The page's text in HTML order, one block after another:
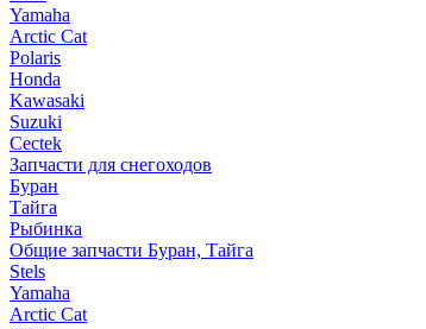
Yamaha
Arctic Cat
Polaris
Honda
Kawasaki
Suzuki
Cectek
Запчасти для снегоходов
Буран
Тайга
Рыбинка
Общие запчасти Буран, Тайга
Stels
Yamaha
Arctic Cat